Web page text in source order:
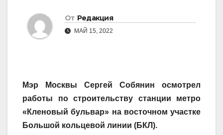
От Редакция
МАЙ 15, 2022
Мэр Москвы Сергей Собянин осмотрел
работы по строительству станции метро
«Кленовый бульвар» на восточном участке
Большой кольцевой линии (БКЛ).